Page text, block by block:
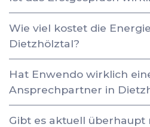
Wie viel kostet die
Dietzhölztal?
Hat Enwendo wirklich
Ansprechpartner in
Gibt es aktuell überhaupt